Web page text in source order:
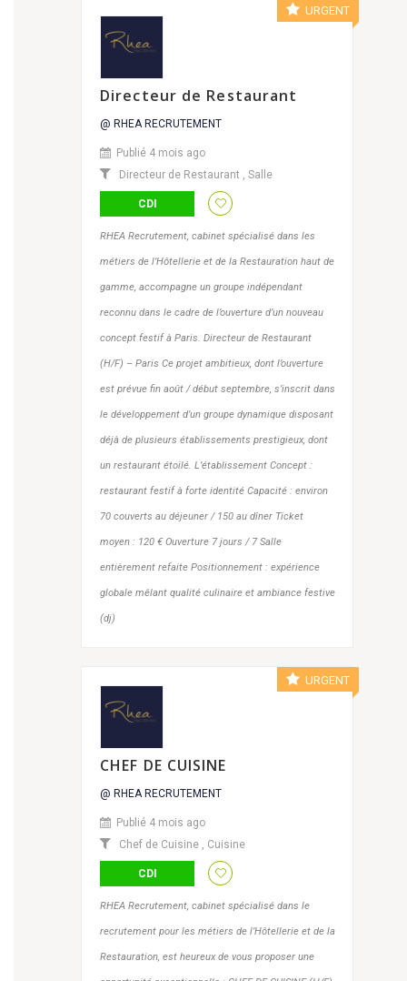
URGENT
Directeur de Restaurant
@ RHEA RECRUTEMENT
Publié 4 mois ago
Directeur de Restaurant , Salle
CDI
RHEA Recrutement, cabinet spécialisé dans les
métiers de l’Hôtellerie et de la Restauration haut de
gamme, accompagne un groupe indépendant
reconnu dans le cadre de l’ouverture d’un nouveau
concept festif à Paris. Directeur de Restaurant
(H/F) – Paris Ce projet ambitieux, dont l’ouverture
est prévue fin août / début septembre, s’inscrit dans
le développement d’un groupe dynamique disposant
déjà de plusieurs établissements prestigieux, dont
un restaurant étoilé. L’établissement Concept :
restaurant festif à forte identité Capacité : environ
70 couverts au déjeuner / 150 au dîner Ticket
moyen : 120 € Ouverture 7 jours / 7 Salle
entièrement refaite Positionnement : expérience
globale mêlant qualité culinaire et ambiance festive
(dj)
URGENT
CHEF DE CUISINE
@ RHEA RECRUTEMENT
Publié 4 mois ago
Chef de Cuisine , Cuisine
CDI
RHEA Recrutement, cabinet spécialisé dans le
recrutement pour les métiers de l’Hôtellerie et de la
Restauration, est heureux de vous proposer une